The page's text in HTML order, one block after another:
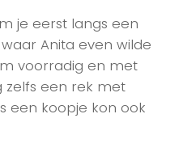
je eerst langs een
Anita even wilde
voorradig en met
zelfs een rek met
een koopje kon ook